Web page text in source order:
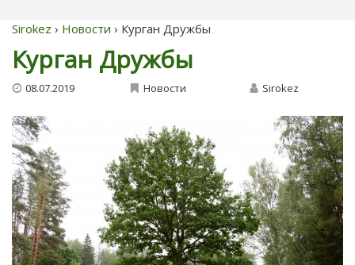
Sirokez › Новости › Курган Дружбы
Курган Дружбы
08.07.2019 Новости Sirokez